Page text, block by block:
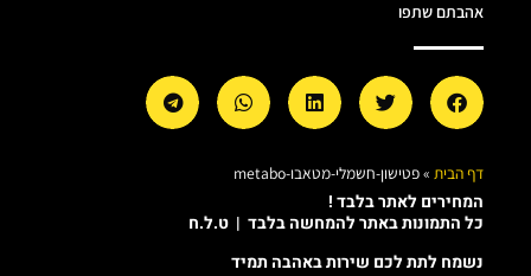
אהבתם שתפו
דף הבית »פטישון-חשמלי-מטאבו-metabo
המחירים לאתר בלבד !
כל התמונות באתר להמחשה בלבד | ט.ל.ח
נשמח לתת לכם שירות באהבה תמיד